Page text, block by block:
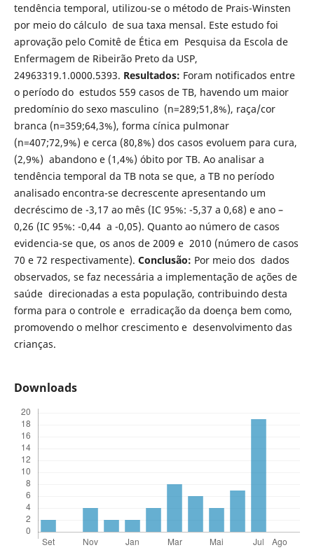
tendência temporal, utilizou-se o método de Prais-Winsten
por meio do cálculo de sua taxa mensal. Este estudo foi
aprovação pelo Comitê de Ética em Pesquisa da Escola de
Enfermagem de Ribeirão Preto da USP,
24963319.1.0000.5393. Resultados: Foram notificados entre
o período do estudos 559 casos de TB, havendo um maior
predomínio do sexo masculino (n=289;51,8%), raça/cor
branca (n=359;64,3%), forma cínica pulmonar
(n=407;72,9%) e cerca (80,8%) dos casos evoluem para cura,
(2,9%) abandono e (1,4%) óbito por TB. Ao analisar a
tendência temporal da TB nota se que, a TB no período
analisado encontra-se decrescente apresentando um
decréscimo de -3,17 ao mês (IC 95%: -5,37 a 0,68) e ano –
0,26 (IC 95%: -0,44 a -0,05). Quanto ao número de casos
evidencia-se que, os anos de 2009 e 2010 (número de casos
70 e 72 respectivamente). Conclusão: Por meio dos dados
observados, se faz necessária a implementação de ações de
saúde direcionadas a esta população, contribuindo desta
forma para o controle e erradicação da doença bem como,
promovendo o melhor crescimento e desenvolvimento das
crianças.
Downloads